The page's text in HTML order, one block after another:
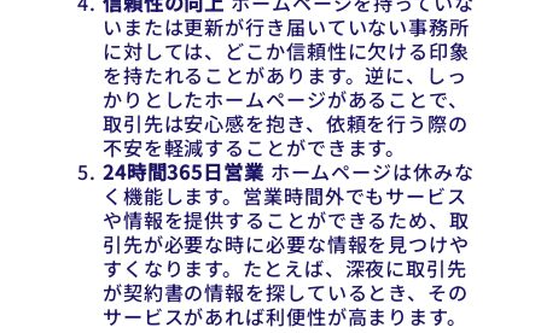
いまたは更新が行き届いていない事務所
に対しては、どこか信頼性に欠ける印象
を持たれることがあります。逆に、しっ
かりとしたホームページがあることで、
取引先は安心感を抱き、依頼を行う際の
不安を軽減することができます。
24時間365日営業ホームページは休みな
く機能します。営業時間外でもサービス
や情報を提供することができるため、取
引先が必要な時に必要な情報を見つけや
すくなります。たとえば、深夜に取引先
が契約書の情報を探しているとき、その
サービスがあれば利便性が高まります。